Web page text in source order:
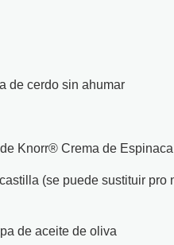
de cerdo sin ahumar
Knorr® Crema de Espinaca
(se puede sustituir pro
de aceite de oliva